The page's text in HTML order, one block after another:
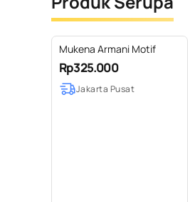
Mukena Armani Motif
Rp325.000
Jakarta Pusat